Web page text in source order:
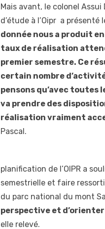
Mais avant, le colonel Assui
d’étude à l’Oipr a présenté
donnée nous a produit
taux de réalisation
premier semestre. Ce
certain nombre
pensons qu’avec toutes
va prendre des
réalisation vraiment
Pascal.
planification de l’OIPR a
semestrielle et faire
du parc national du mont
perspective et
elle relevé.